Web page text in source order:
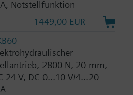
Notstellfunktion
1449,00 EUR
2800 N, 20 mm,
24 V, DC 0...10 V/4...20